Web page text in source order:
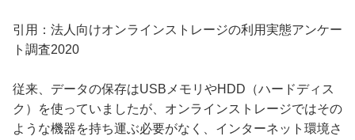
引用：法人向けオンラインストレージの利用実態アンケー
ト調査2020
従来、データの保存はUSBメモリやHDD（ハードディス
ク）を使っていましたが、オンラインストレージではその
ような機器を持ち運ぶ必要がなく、インターネット環境さ